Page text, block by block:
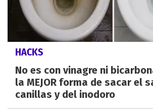
HACKS
No es con vinagre ni
la MEJOR forma de sacar el
canillas y del inodoro